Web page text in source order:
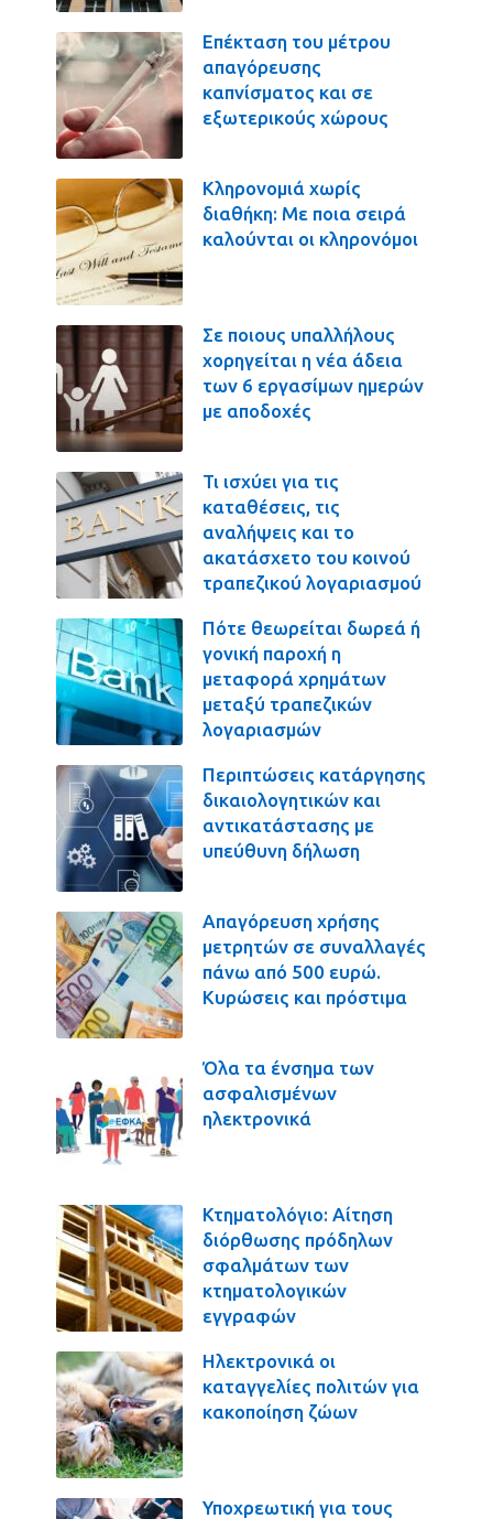
Επέκταση του μέτρου
απαγόρευσης
καπνίσματος και σε
εξωτερικούς χώρους
Κληρονομιά χωρίς
διαθήκη: Με ποια σειρά
καλούνται οι κληρονόμοι
Σε ποιους υπαλλήλους
χορηγείται η νέα άδεια
των 6 εργασίμων ημερών
με αποδοχές
Τι ισχύει για τις
καταθέσεις, τις
αναλήψεις και το
ακατάσχετο του κοινού
τραπεζικού λογαριασμού
Πότε θεωρείται δωρεά ή
γονική παροχή η
μεταφορά χρημάτων
μεταξύ τραπεζικών
λογαριασμών
Περιπτώσεις κατάργησης
δικαιολογητικών και
αντικατάστασης με
υπεύθυνη δήλωση
Απαγόρευση χρήσης
μετρητών σε συναλλαγές
πάνω από 500 ευρώ.
Κυρώσεις και πρόστιμα
Όλα τα ένσημα των
ασφαλισμένων
ηλεκτρονικά
Κτηματολόγιο: Αίτηση
διόρθωσης πρόδηλων
σφαλμάτων των
κτηματολογικών
εγγραφών
Ηλεκτρονικά οι
καταγγελίες πολιτών για
κακοποίηση ζώων
Υποχρεωτική για τους